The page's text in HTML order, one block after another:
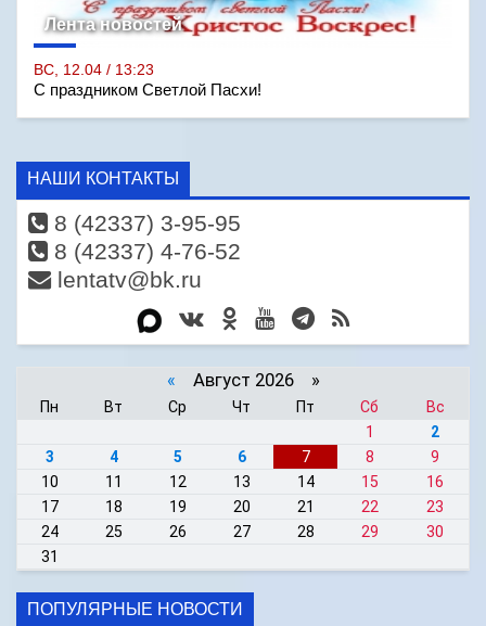
Лента новостей
ВС, 12.04 / 13:23
С праздником Светлой Пасхи!
НАШИ КОНТАКТЫ
8 (42337) 3-95-95
8 (42337) 4-76-52
lentatv@bk.ru
« Август 2026 »
Пн Вт Ср Чт Пт Сб
Вс
1
2
3
4 5 6 7 8
9
10
11 12 13 14 15
16
17
18 19 20 21 22
23
24
25 26 27 28 29
30
31
ПОПУЛЯРНЫЕ НОВОСТИ